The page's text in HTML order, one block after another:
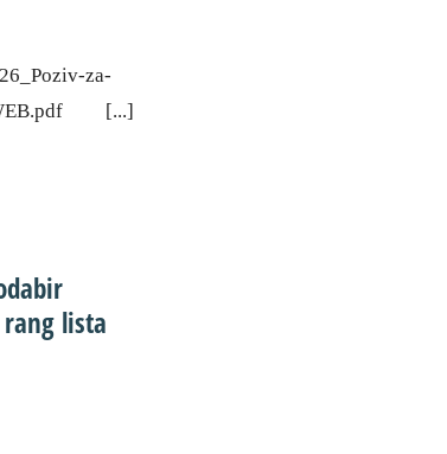
za-
WEB.pdf [...]
lista